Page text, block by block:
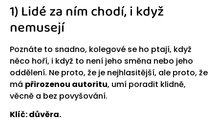
1) Lidé za ním chodí, i když
nemusejí
Poznáte to snadno, kolegové se ho ptají, když
něco hoří, i když to není jeho směna nebo jeho
oddělení. Ne proto, že je nejhlasitější, ale proto, že
má přirozenou autoritu, umí poradit klidně,
věcně a bez povyšování.
Klíč: důvěra.